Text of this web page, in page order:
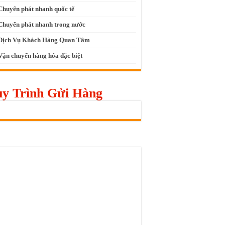
phát nhanh quốc tế
phát nhanh trong nước
Vụ Khách Hàng Quan Tâm
chuyển hàng hóa đặc biệt
Trình Gửi Hàng